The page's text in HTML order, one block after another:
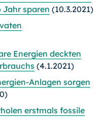
Jahr sparen (10.3.2021)
Energien deckten
(4.1.2021)
Anlagen sorgen
erstmals fossile